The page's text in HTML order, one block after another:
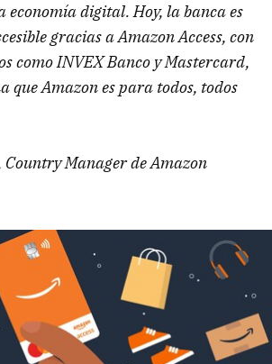
economía digital. Hoy, la banca es
gracias a Amazon Access, con
como INVEX Banco y Mastercard,
que Amazon es para todos, todos
Manager de Amazon